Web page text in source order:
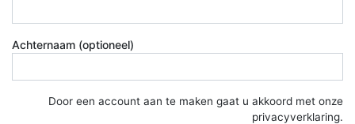
Achternaam (optioneel)
Door een account aan te maken gaat u akkoord met onze
privacyverklaring.